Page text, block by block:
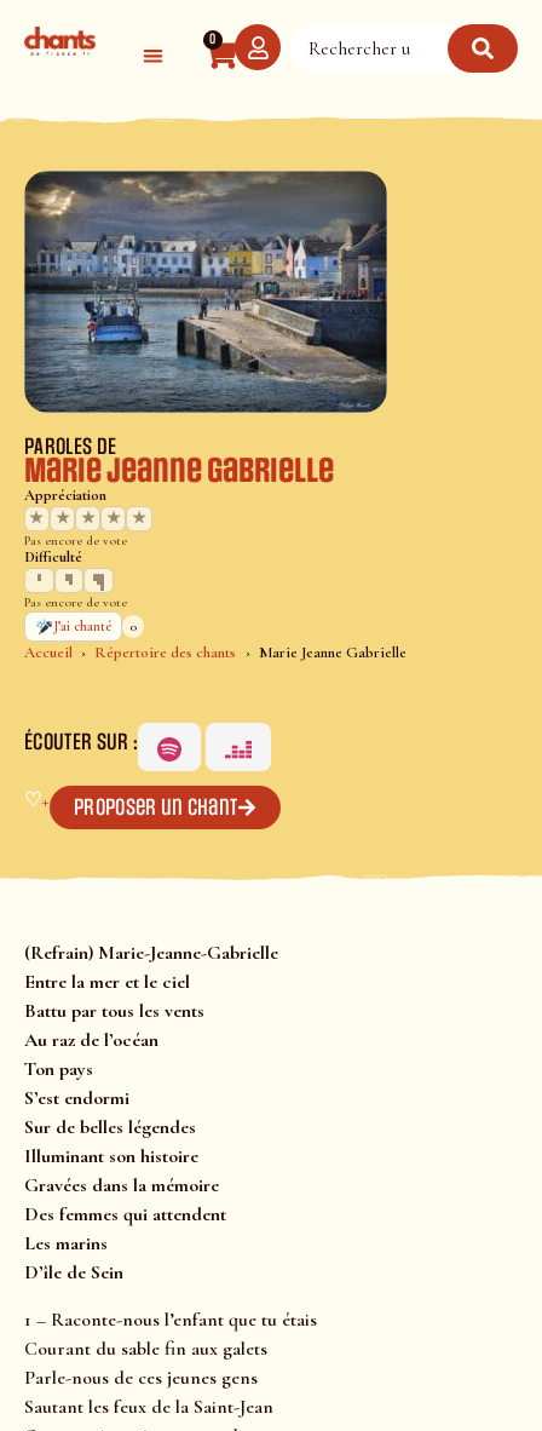
0
Accueil Répertoire des chants Marie Jeanne Gabrielle
PAROLES DE
Marie Jeanne Gabrielle
Appréciation
★
★ ★ ★ ★
Pas encore de vote
Difficulté
Pas encore de vote
J’ai chanté
0
ÉCOUTER SUR :
♡+ Proposer un chant
(Refrain) Marie-Jeanne-Gabrielle
Entre la mer et le ciel
Battu par tous les vents
Au raz de l’océan
Ton pays
S’est endormi
Sur de belles légendes
Illuminant son histoire
Gravées dans la mémoire
Des femmes qui attendent
Les marins
D’île de Sein
1 – Raconte-nous l’enfant que tu étais
Courant du sable fin aux galets
Parle-nous de ces jeunes gens
Sautant les feux de la Saint-Jean